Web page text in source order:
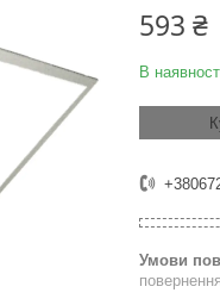
593 ₴
В